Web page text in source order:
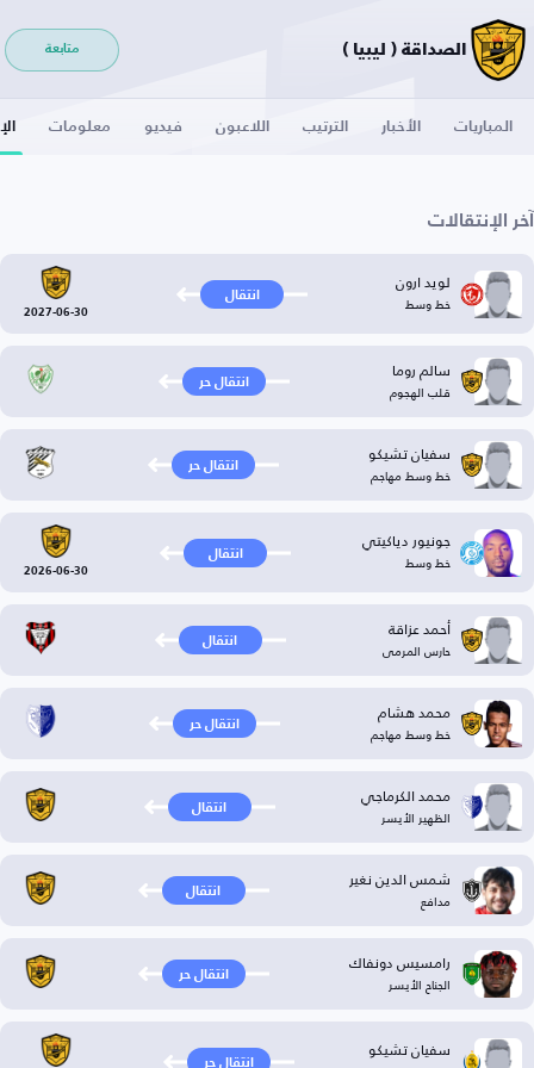
الصداقة ( ليبيا ) متابعة
المباريات الأخبار الترتيب اللاعبون فيديو معلومات
آخر الإنتقالات
لويد ارون
خط وسط انتقال
2027-06-30
سالم روما
قلب الهجوم انتقال حر
سفيان تشيكو
خط وسط مهاجم انتقال حر
جونيور دياكيتي
خط وسط انتقال
2026-06-30
أحمد عزاقة
حارس المرمى انتقال
محمد هشام
خط وسط مهاجم انتقال حر
محمد الكرماجي
الظهير الأيسر انتقال
شمس الدين نغير
مدافع انتقال
رامسيس دونفاك
الجناح الأيسر انتقال حر
سفيان تشيكو انتقال حر